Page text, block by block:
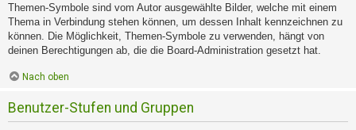
Themen-Symbole sind vom Autor ausgewählte Bilder, welche mit einem
Thema in Verbindung stehen können, um dessen Inhalt kennzeichnen zu
können. Die Möglichkeit, Themen-Symbole zu verwenden, hängt von
deinen Berechtigungen ab, die die Board-Administration gesetzt hat.
Nach oben
Benutzer-Stufen und Gruppen